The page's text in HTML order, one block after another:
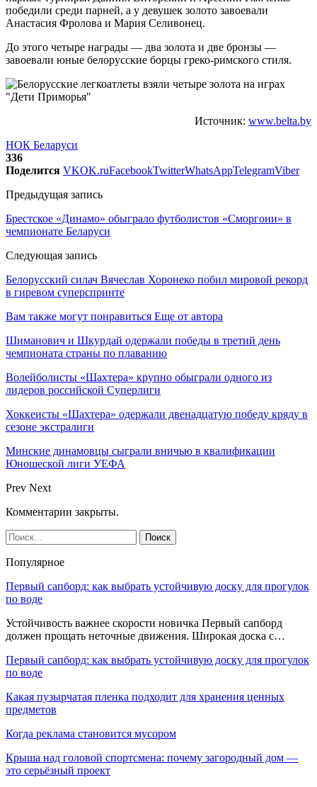
победили среди парней, а у девушек золото завоевали
Анастасия Фролова и Мария Селивонец.
До этого четыре награды — два золота и две бронзы —
завоевали юные белорусские борцы греко-римского стиля.
Источник: www.belta.by
НОК Беларуси
336
Поделится VKOK.ruFacebookTwitterWhatsAppTelegramViber
Предыдущая запись
Брестское «Динамо» обыграло футболистов «Сморгони» в
чемпионате Беларуси
Следующая запись
Белорусский силач Вячеслав Хоронеко побил мировой рекорд
в гиревом суперспринте
Вам также могут понравиться Еще от автора
Шиманович и Шкурдай одержали победы в третий день
чемпионата страны по плаванию
Волейболисты «Шахтера» крупно обыграли одного из
лидеров российской Суперлиги
Хоккеисты «Шахтера» одержали двенадцатую победу кряду в
сезоне экстралиги
Минские динамовцы сыграли вничью в квалификации
Юношеской лиги УЕФА
Prev Next
Комментарии закрыты.
Популярное
Первый сапборд: как выбрать устойчивую доску для прогулок
по воде
Устойчивость важнее скорости новичка Первый сапборд
должен прощать неточные движения. Широкая доска с…
Первый сапборд: как выбрать устойчивую доску для прогулок
по воде
Какая пузырчатая пленка подходит для хранения ценных
предметов
Когда реклама становится мусором
Крыша над головой спортсмена: почему загородный дом —
это серьёзный проект